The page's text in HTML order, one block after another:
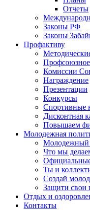
Отчеты
Законы РФ
Законы
Профактиву
Профсоюзное
Комиссии
Награждение
Презентации
Конкурсы
Спортивные
Дисконтная
Повышаем
Молодежная
Молодежный
Что мы
Ты и
Создай
Защити свои
Отдых и
Контакты